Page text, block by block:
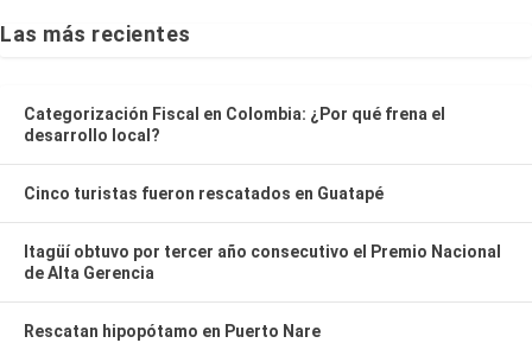
Las más recientes
Categorización Fiscal en Colombia: ¿Por qué frena el
desarrollo local?
Cinco turistas fueron rescatados en Guatapé
Itagüí obtuvo por tercer año consecutivo el Premio Nacional
de Alta Gerencia
Rescatan hipopótamo en Puerto Nare